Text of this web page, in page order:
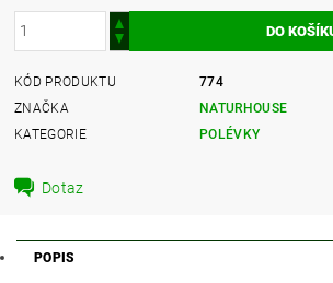
KÓD PRODUKTU
774
ZNAČKA
NATURHOUSE
KATEGORIE
POLÉVKY
Dotaz
POPIS